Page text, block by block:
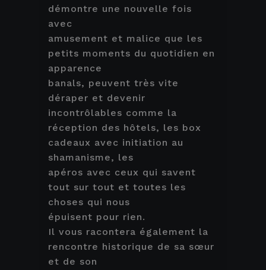
démontre une nouvelle fois
avec
amusement et malice que les
petits moments du quotidien en
apparence
banals, peuvent très vite
déraper et devenir
incontrôlables comme la
réception des hôtels, les box
cadeaux avec initiation au
shamanisme, les
apéros avec ceux qui savent
tout sur tout et toutes les
choses qui nous
épuisent pour rien.
Il vous racontera également la
rencontre historique de sa sœur
et de son